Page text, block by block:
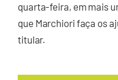
quarta-feira, em mais
que Marchiori faça os
titular.